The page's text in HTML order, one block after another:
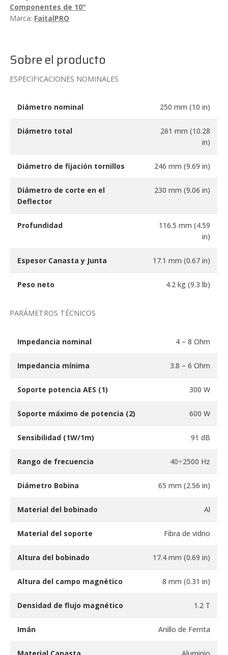
cantidad
Componentes de 10"
Marca: FaitalPRO
Sobre el producto
ESPECIFICACIONES NOMINALES
Diámetro nominal 250 mm (10 in)
Diámetro total
261 mm (10.28
in)
Diámetro de fijación tornillos 246 mm (9.69 in)
Diámetro de corte en el
Deflector
230 mm (9.06 in)
Profundidad
116.5 mm (4.59
in)
Espesor Canasta y Junta 17.1 mm (0.67 in)
Peso neto 4.2 kg (9.3 lb)
PARÁMETROS TÉCNICOS
Impedancia nominal 4 – 8 Ohm
Impedancia mínima 3.8 – 6 Ohm
Soporte potencia AES (1) 300 W
Soporte máximo de potencia (2) 600 W
Sensibilidad (1W/1m) 91 dB
Rango de frecuencia 40÷2500 Hz
Diámetro Bobina 65 mm (2.56 in)
Material del bobinado Al
Material del soporte Fibra de vidrio
Altura del bobinado 17.4 mm (0.69 in)
Altura del campo magnético 8 mm (0.31 in)
Densidad de flujo magnético 1.2 T
Imán Anillo de Ferrita
Material Canasta Aluminio